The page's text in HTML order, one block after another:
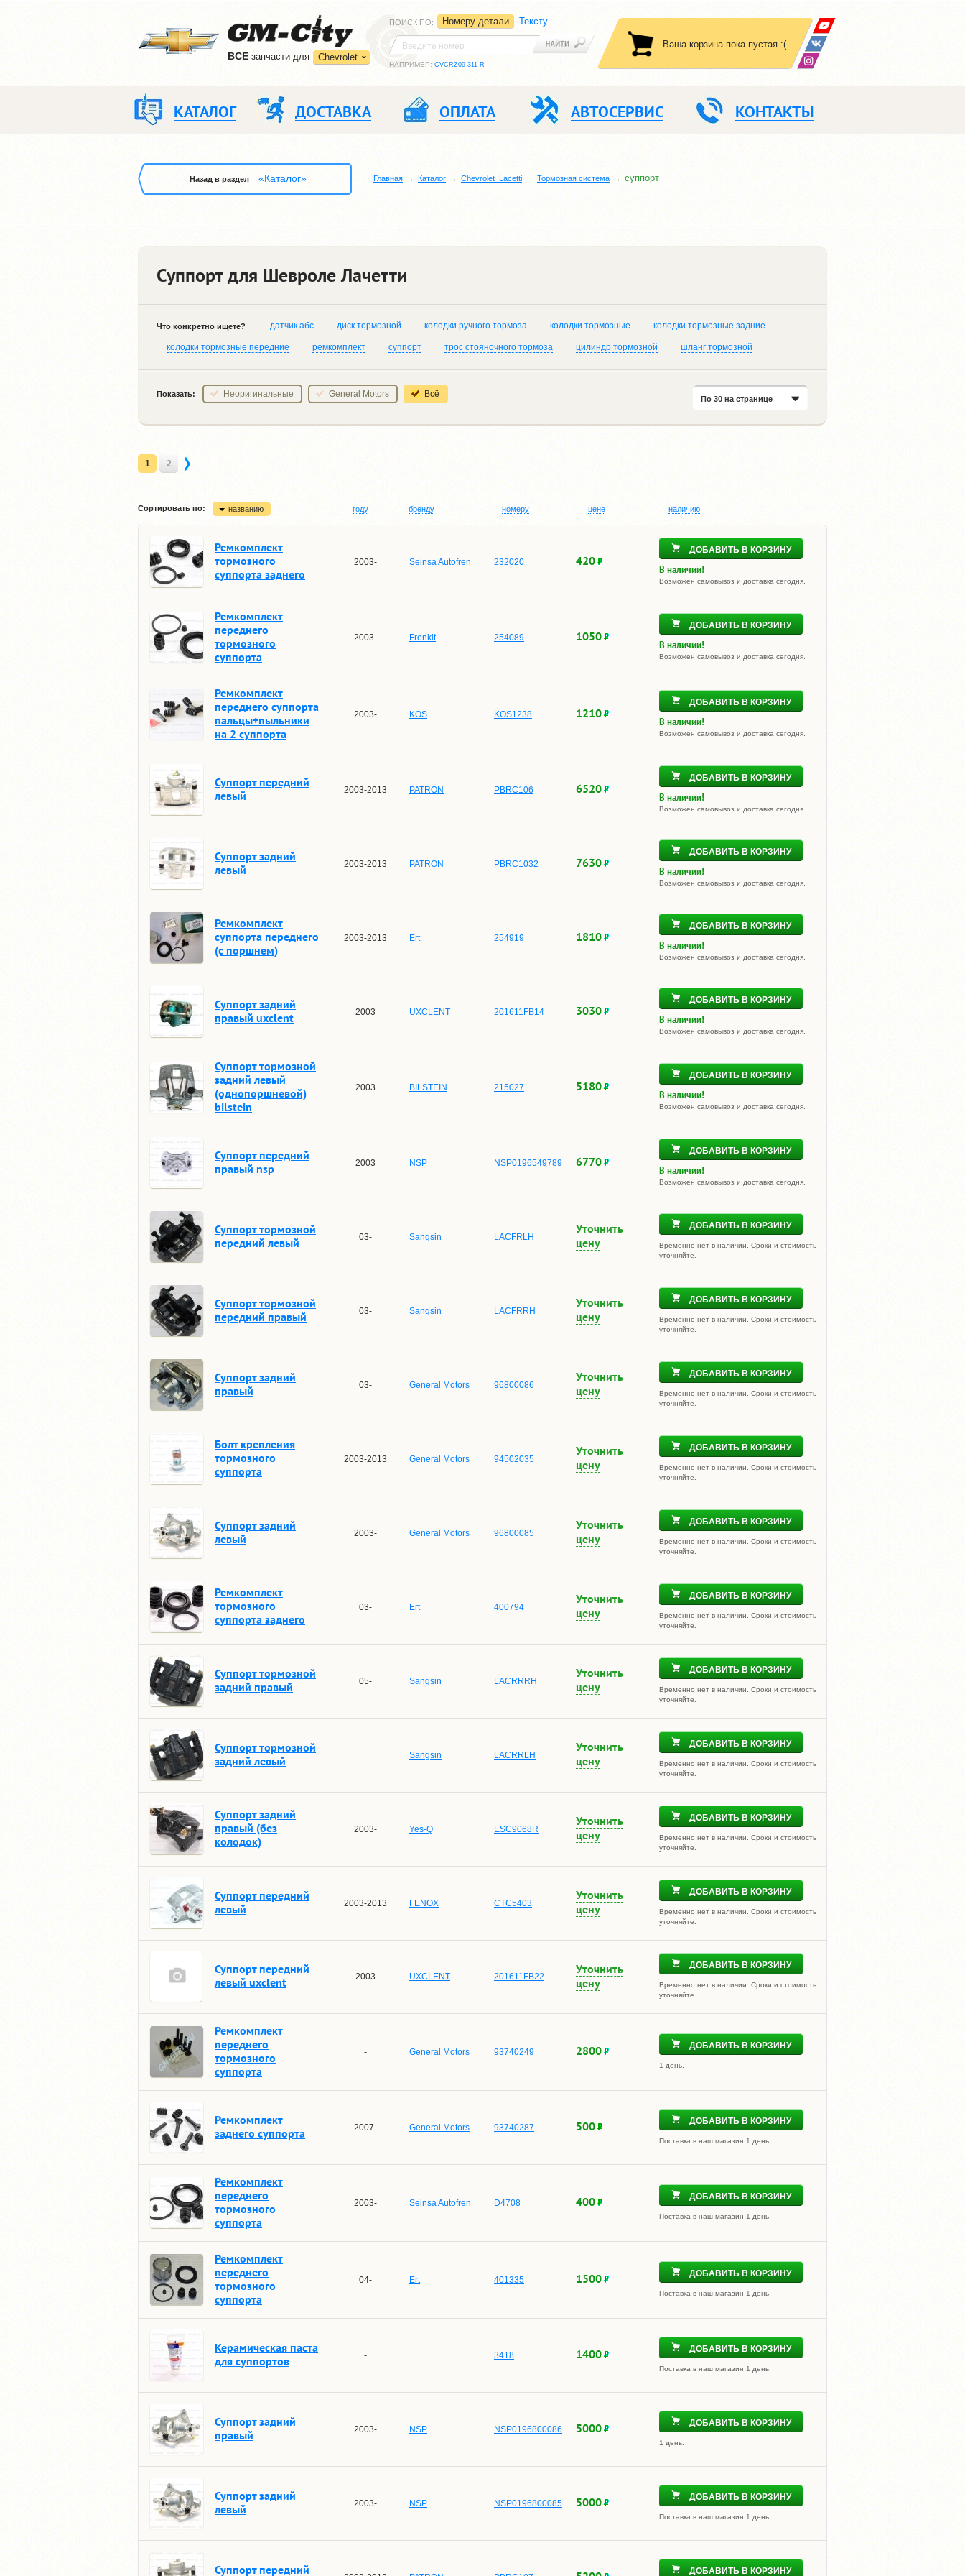
ВCE запчасти для Chevrolet
ПОИСК ПО: Номеру детали Тексту
НАПРИМЕР: CVCRZ09-311-R
Ваша корзина пока пустая :(
КАТАЛОГ ДОСТАВКА ОПЛАТА АВТОСЕРВИС КОНТАКТЫ
Назад в раздел «Каталог» Главная Каталог Chevrolet_Lacetti Тормозная система суппорт
Суппорт для Шевроле Лачетти
Что конкретно ищете? датчик абс диск тормозной колодки ручного тормоза колодки тормозные колодки тормозные задние
колодки тормозные передние ремкомплект суппорт трос стояночного тормоза цилиндр тормозной шланг тормозной
Показать: Неоригинальные General Motors Всё По 30 на странице
1 2
Сортировать по: названию году бренду номеру цене наличию
Ремкомплект
тормозного
суппорта заднего
2003- Seinsa Autofren 232020 420
ДОБАВИТЬ В КОРЗИНУ
В наличии!
Возможен самовывоз и доставка сегодня.
Ремкомплект
переднего
тормозного
суппорта
2003- Frenkit 254089 1050
ДОБАВИТЬ В КОРЗИНУ
В наличии!
Возможен самовывоз и доставка сегодня.
Ремкомплект
переднего суппорта
пальцы+пыльники
на 2 суппорта
2003- KOS KOS1238 1210
ДОБАВИТЬ В КОРЗИНУ
В наличии!
Возможен самовывоз и доставка сегодня.
Суппорт передний
левый
2003-2013 PATRON PBRC106 6520
ДОБАВИТЬ В КОРЗИНУ
В наличии!
Возможен самовывоз и доставка сегодня.
Суппорт задний
левый
2003-2013 PATRON PBRC1032 7630
ДОБАВИТЬ В КОРЗИНУ
В наличии!
Возможен самовывоз и доставка сегодня.
Ремкомплект
суппорта переднего
(с поршнем)
2003-2013 Ert 254919 1810
ДОБАВИТЬ В КОРЗИНУ
В наличии!
Возможен самовывоз и доставка сегодня.
Суппорт задний
правый uxclent
2003 UXCLENT 201611FB14 3030
ДОБАВИТЬ В КОРЗИНУ
В наличии!
Возможен самовывоз и доставка сегодня.
Суппорт тормозной
задний левый
(однопоршневой)
bilstein
2003 BILSTEIN 215027 5180
ДОБАВИТЬ В КОРЗИНУ
В наличии!
Возможен самовывоз и доставка сегодня.
Суппорт передний
правый nsp
2003 NSP NSP0196549789 6770
ДОБАВИТЬ В КОРЗИНУ
В наличии!
Возможен самовывоз и доставка сегодня.
Суппорт тормозной
передний левый
03- Sangsin LACFRLH
Уточнить
цену
ДОБАВИТЬ В КОРЗИНУ
Временно нет в наличии. Сроки и стоимость
уточняйте.
Суппорт тормозной
передний правый
03- Sangsin LACFRRH
Уточнить
цену
ДОБАВИТЬ В КОРЗИНУ
Временно нет в наличии. Сроки и стоимость
уточняйте.
Суппорт задний
правый
03- General Motors 96800086
Уточнить
цену
ДОБАВИТЬ В КОРЗИНУ
Временно нет в наличии. Сроки и стоимость
уточняйте.
Болт крепления
тормозного
суппорта
2003-2013 General Motors 94502035
Уточнить
цену
ДОБАВИТЬ В КОРЗИНУ
Временно нет в наличии. Сроки и стоимость
уточняйте.
Суппорт задний
левый
2003- General Motors 96800085
Уточнить
цену
ДОБАВИТЬ В КОРЗИНУ
Временно нет в наличии. Сроки и стоимость
уточняйте.
Ремкомплект
тормозного
суппорта заднего
03- Ert 400794
Уточнить
цену
ДОБАВИТЬ В КОРЗИНУ
Временно нет в наличии. Сроки и стоимость
уточняйте.
Суппорт тормозной
задний правый
05- Sangsin LACRRRH
Уточнить
цену
ДОБАВИТЬ В КОРЗИНУ
Временно нет в наличии. Сроки и стоимость
уточняйте.
Суппорт тормозной
задний левый
Sangsin LACRRLH
Уточнить
цену
ДОБАВИТЬ В КОРЗИНУ
Временно нет в наличии. Сроки и стоимость
уточняйте.
Суппорт задний
правый (без
колодок)
2003- Yes-Q ESC9068R
Уточнить
цену
ДОБАВИТЬ В КОРЗИНУ
Временно нет в наличии. Сроки и стоимость
уточняйте.
Суппорт передний
левый
2003-2013 FENOX CTC5403
Уточнить
цену
ДОБАВИТЬ В КОРЗИНУ
Временно нет в наличии. Сроки и стоимость
уточняйте.
Суппорт передний
левый uxclent
2003 UXCLENT 201611FB22
Уточнить
цену
ДОБАВИТЬ В КОРЗИНУ
Временно нет в наличии. Сроки и стоимость
уточняйте.
Ремкомплект
переднего
тормозного
суппорта
- General Motors 93740249 2800 ДОБАВИТЬ В КОРЗИНУ
1 день.
Ремкомплект
заднего суппорта
2007- General Motors 93740287 500 ДОБАВИТЬ В КОРЗИНУ
Поставка в наш магазин 1 день.
Ремкомплект
переднего
тормозного
суппорта
2003- Seinsa Autofren D4708 400 ДОБАВИТЬ В КОРЗИНУ
Поставка в наш магазин 1 день.
Ремкомплект
переднего
тормозного
суппорта
04- Ert 401335 1500 ДОБАВИТЬ В КОРЗИНУ
Поставка в наш магазин 1 день.
Керамическая паста
для суппортов
- 3418 1400 ДОБАВИТЬ В КОРЗИНУ
Поставка в наш магазин 1 день.
Суппорт задний
правый
2003- NSP NSP0196800086 5000 ДОБАВИТЬ В КОРЗИНУ
1 день.
Суппорт задний
левый
2003- NSP NSP0196800085 5000 ДОБАВИТЬ В КОРЗИНУ
Поставка в наш магазин 1 день.
Суппорт передний ДОБАВИТЬ В КОРЗИНУ